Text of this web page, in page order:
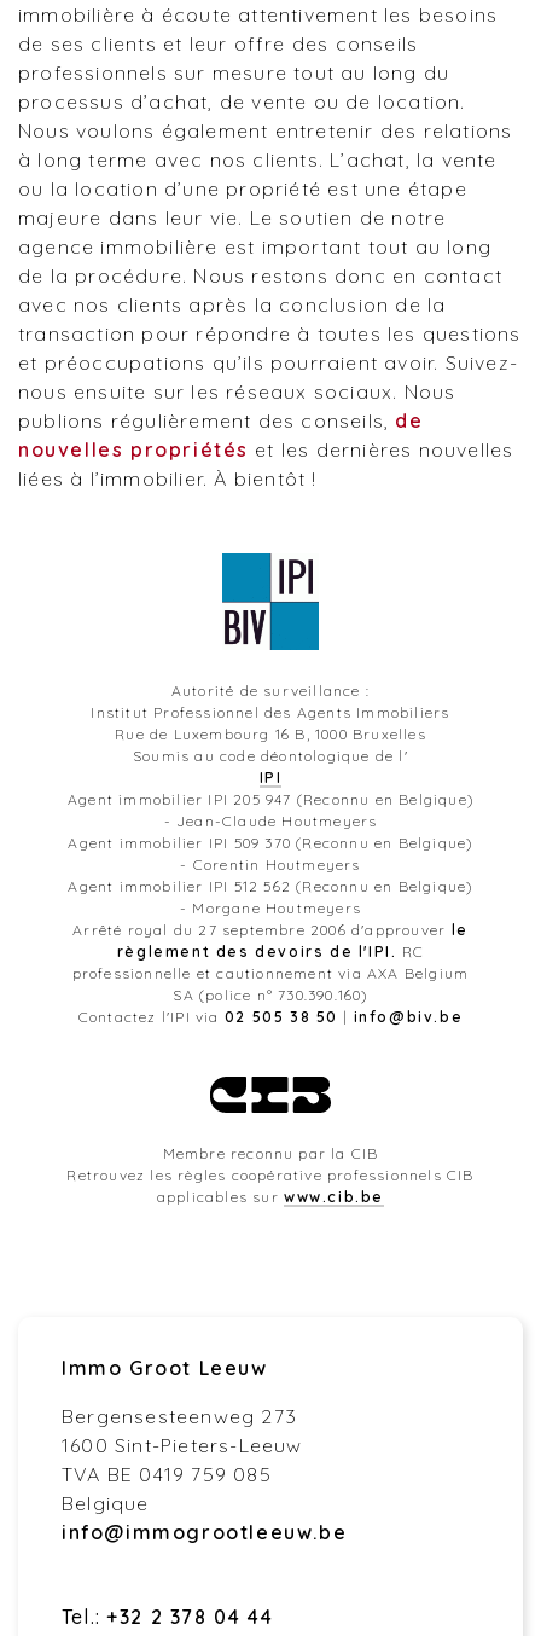
immobilière à écoute attentivement les besoins
de ses clients et leur offre des conseils
professionnels sur mesure tout au long du
processus d’achat, de vente ou de location.
Nous voulons également entretenir des relations
à long terme avec nos clients. L’achat, la vente
ou la location d’une propriété est une étape
majeure dans leur vie. Le soutien de notre
agence immobilière est important tout au long
de la procédure. Nous restons donc en contact
avec nos clients après la conclusion de la
transaction pour répondre à toutes les questions
et préoccupations qu’ils pourraient avoir. Suivez-
nous ensuite sur les réseaux sociaux. Nous
publions régulièrement des conseils, de
nouvelles propriétés et les dernières nouvelles
liées à l’immobilier. À bientôt !
Autorité de surveillance :
Institut Professionnel des Agents Immobiliers
Rue de Luxembourg 16 B, 1000 Bruxelles
Soumis au code déontologique de l'
IPI
Agent immobilier IPI 205 947 (Reconnu en Belgique)
- Jean-Claude Houtmeyers
Agent immobilier IPI 509 370 (Reconnu en Belgique)
- Corentin Houtmeyers
Agent immobilier IPI 512 562 (Reconnu en Belgique)
- Morgane Houtmeyers
Arrêté royal du 27 septembre 2006 d'approuver le
règlement des devoirs de l'IPI. RC
professionnelle et cautionnement via AXA Belgium
SA (police n° 730.390.160)
Contactez l'IPI via 02 505 38 50 | info@biv.be
Membre reconnu par la CIB
Retrouvez les règles coopérative professionnels CIB
applicables surwww.cib.be
Immo Groot Leeuw
Bergensesteenweg 273
1600 Sint-Pieters-Leeuw
TVA BE 0419 759 085
Belgique
info@immogrootleeuw.be
Tel.: +32 2 378 04 44